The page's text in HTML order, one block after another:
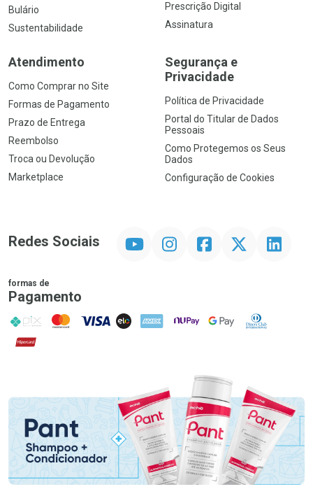
Bulário
Sustentabilidade
Prescrição Digital
Assinatura
Atendimento
Como Comprar no Site
Formas de Pagamento
Prazo de Entrega
Reembolso
Troca ou Devolução
Marketplace
Segurança e
Privacidade
Política de Privacidade
Portal do Titular de Dados
Pessoais
Como Protegemos os Seus
Dados
Configuração de Cookies
Redes Sociais InstagramFacebookTwitter Linkedin
formas de
Pagamento
PIX MasterCard
VISA ELO AMEX NuPay Google PayDiners Club
Hipercard
Promoção em Destaque